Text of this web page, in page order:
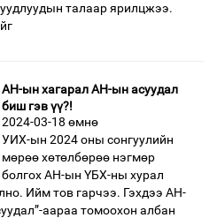
талаар ярилцжээ.
АН-ын хагарал АН-ын асуудал
биш гэв үү?!
2024-03-18 өмнө
УИХ-ын 2024 оны сонгуулийн
мөрөө хөтөлбөрөө нэгмөр
болгох АН-ын ҮБХ-ны хурал
Ийм тов гарчээ. Гэхдээ АН-
аараа томоохон албан